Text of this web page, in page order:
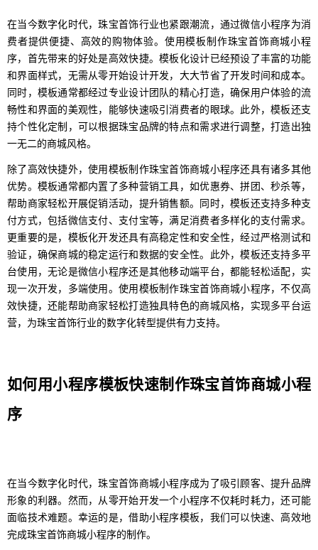
在当今数字化时代，珠宝首饰行业也紧跟潮流，通过微信小程序为消
费者提供便捷、高效的购物体验。使用模板制作珠宝首饰商城小程
序，首先带来的好处是高效快捷。模板化设计已经预设了丰富的功能
和界面样式，无需从零开始设计开发，大大节省了开发时间和成本。
同时，模板通常都经过专业设计团队的精心打造，确保用户体验的流
畅性和界面的美观性，能够快速吸引消费者的眼球。此外，模板还支
持个性化定制，可以根据珠宝品牌的特点和需求进行调整，打造出独
一无二的商城风格。
除了高效快捷外，使用模板制作珠宝首饰商城小程序还具有诸多其他
优势。模板通常都内置了多种营销工具，如优惠券、拼团、秒杀等，
帮助商家轻松开展促销活动，提升销售额。同时，模板还支持多种支
付方式，包括微信支付、支付宝等，满足消费者多样化的支付需求。
更重要的是，模板化开发还具有高稳定性和安全性，经过严格测试和
验证，确保商城的稳定运行和数据的安全性。此外，模板还支持多平
台使用，无论是微信小程序还是其他移动端平台，都能轻松适配，实
现一次开发，多端使用。使用模板制作珠宝首饰商城小程序，不仅高
效快捷，还能帮助商家轻松打造独具特色的商城风格，实现多平台运
营，为珠宝首饰行业的数字化转型提供有力支持。
如何用小程序模板快速制作珠宝首饰商城小程
序
在当今数字化时代，珠宝首饰商城小程序成为了吸引顾客、提升品牌
形象的利器。然而，从零开始开发一个小程序不仅耗时耗力，还可能
面临技术难题。幸运的是，借助小程序模板，我们可以快速、高效地
完成珠宝首饰商城小程序的制作。